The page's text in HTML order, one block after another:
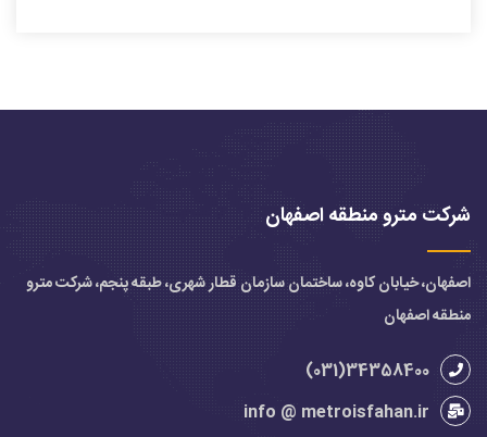
شرکت مترو منطقه اصفهان
اصفهان، خیابان کاوه، ساختمان سازمان قطار شهری، طبقه پنجم، شرکت مترو
منطقه اصفهان
34358400(031)
info @ metroisfahan.ir